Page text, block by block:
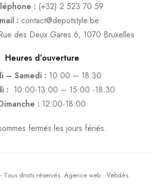
: (+32) 2 523 70 59
: contact@depotstyle.be
des Deux Gares 6, 1070 Bruxelles
Heures d’ouverture
– Samedi : 10:00 – 18:30
: 10:00-13:00 – 15:00 -18:30
: 12:00-18:00
fermés les jours fériés.
droits réservés. Agence web: Vebdès